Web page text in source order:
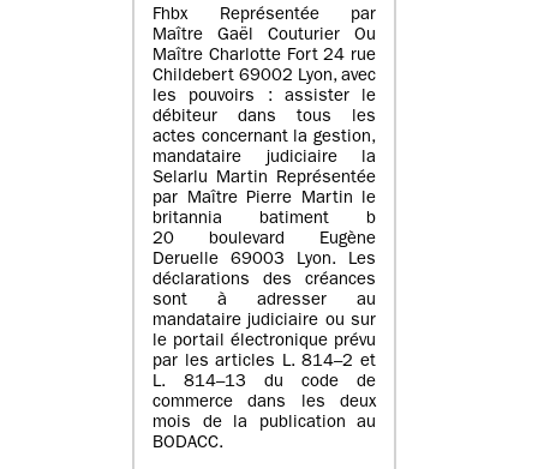
Fhbx Représentée par
Maître Gaël Couturier Ou
Maître Charlotte Fort 24 rue
Childebert 69002 Lyon, avec
les pouvoirs : assister le
débiteur dans tous les
actes concernant la gestion,
mandataire judiciaire la
Selarlu Martin Représentée
par Maître Pierre Martin le
britannia batiment b
20 boulevard Eugène
Deruelle 69003 Lyon. Les
déclarations des créances
sont à adresser au
mandataire judiciaire ou sur
le portail électronique prévu
par les articles L. 814–2 et
L. 814–13 du code de
commerce dans les deux
mois de la publication au
BODACC.